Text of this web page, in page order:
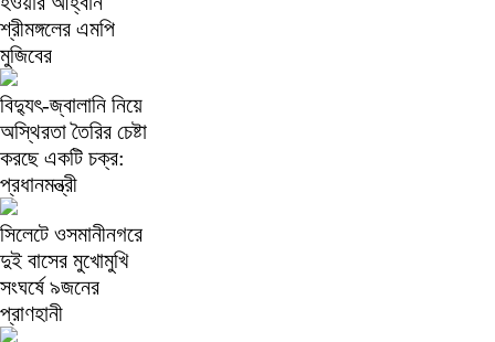
শ্রীমঙ্গলের এমপি
মুজিবের
বিদ্যুৎ-জ্বালানি নিয়ে
অস্থিরতা তৈরির চেষ্টা
করছে একটি চক্র:
প্রধানমন্ত্রী
সিলেটে ওসমানীনগরে
দুই বাসের মুখোমুখি
সংঘর্ষে ৯জনের
প্রাণহানী